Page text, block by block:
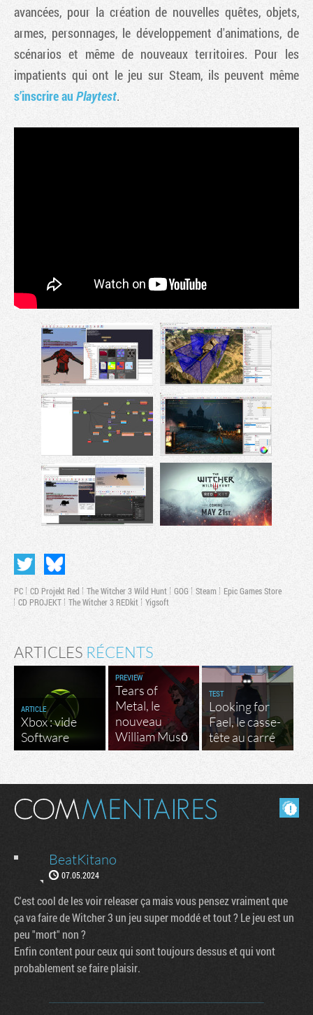
avancées, pour la création de nouvelles quêtes, objets,
armes, personnages, le développement d'animations, de
scénarios et même de nouveaux territoires. Pour les
impatients qui ont le jeu sur Steam, ils peuvent même
s’inscrire au Playtest.
PC CD Projekt Red The Witcher 3 Wild Hunt GOG Steam
Epic Games Store
CD PROJEKT
The Witcher 3 REDkit Yigsoft
ARTICLES RÉCENTS
ARTICLE
Xbox : vide
Software
PREVIEW
Tears of
Metal, le
nouveau
William Musō
TEST
Looking for
Fael, le casse-
tête au carré
Masquer les commentaires lus.
BeatKitano
07.05.2024
C'est cool de les voir releaser ça mais vous pensez vraiment que
ça va faire de Witcher 3 un jeu super moddé et tout ? Le jeu est un
peu "mort" non ?
Enfin content pour ceux qui sont toujours dessus et qui vont
probablement se faire plaisir.